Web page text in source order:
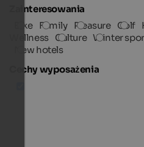
Zainteresowania
Bike Family Pleasure Golf
Wellness Culture Winter
New hotels
Cechy wyposażenia